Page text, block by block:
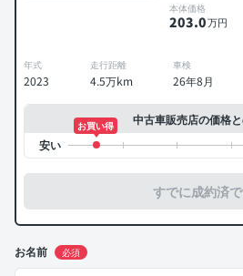
本体価格
203.0万円
年式
2023
走行距離
4.5万km
車検
26年8月
中古車販売店の価格
お買い得
すでに成約済
お名前 必須